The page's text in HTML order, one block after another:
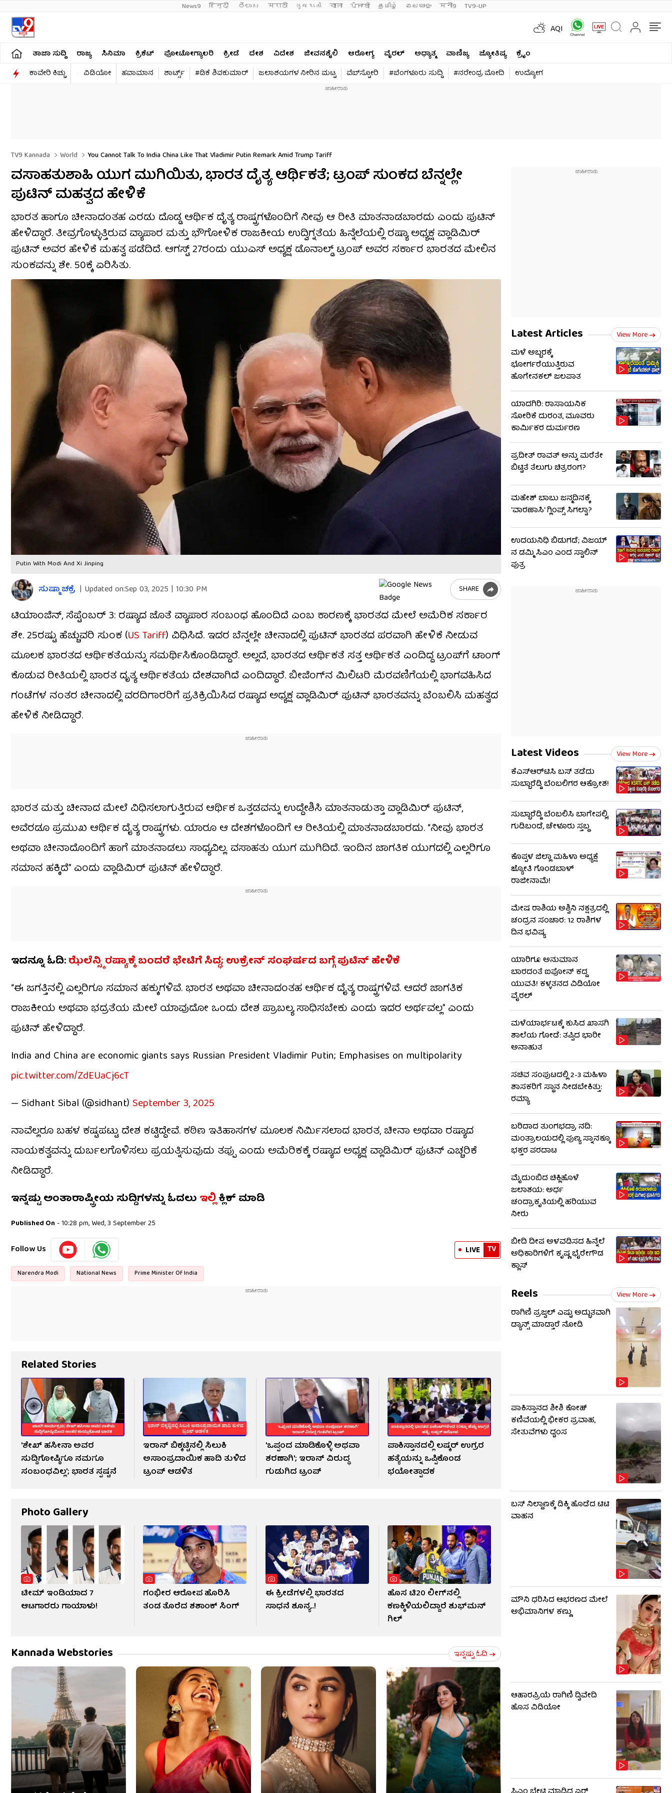
News9 हिन्दी తెలుగు मराठी ગુજરાતી বাংলা ਪੰਜਾਬੀ தமிழ் മലയാളം मनी9 TV9-UP
AQI
ತಾಜಾ ಸುದ್ದಿ ರಾಜ್ಯ ಸಿನಿಮಾ ಕ್ರಿಕೆಟ್​ ಫೋಟೋಗ್ಯಾಲರಿ ಕ್ರೀಡೆ ದೇಶ ವಿದೇಶ ಜೀವನಶೈಲಿ ಆರೋಗ್ಯ ವೈರಲ್​ ಅಧ್ಯಾತ್ಮ ವಾಣಿಜ್ಯ ಜ್ಯೋತಿಷ್ಯ
ಕ್ರೈಂ
ಕಾವೇರಿ ಕಿಚ್ಚು
ವಿಡಿಯೋ ಹವಾಮಾನ ಶಾರ್ಟ್ಸ್​ #ಡಿಕೆ ಶಿವಕುಮಾರ್​ ಜಲಾಶಯಗಳ ನೀರಿನ ಮಟ್ಟ ವೆಬ್​ಸ್ಟೋರಿ #ಬೆಂಗಳೂರು ಸುದ್ದಿ #ನರೇಂದ್ರ ಮೋದಿ ಉದ್ಯೋಗ
TV9 Kannada World You Cannot Talk To India China Like That Vladimir Putin Remark Amid Trump Tariff
ವಸಾಹತುಶಾಹಿ ಯುಗ ಮುಗಿಯಿತು, ಭಾರತ ದೈತ್ಯ ಆರ್ಥಿಕತೆ; ಟ್ರಂಪ್ ಸುಂಕದ ಬೆನ್ನಲ್ಲೇ
ಪುಟಿನ್ ಮಹತ್ವದ ಹೇಳಿಕೆ
ಭಾರತ ಹಾಗೂ ಚೀನಾದಂತಹ ಎರಡು ದೊಡ್ಡ ಆರ್ಥಿಕ ದೈತ್ಯ ರಾಷ್ಟ್ರಗಳೊಂದಿಗೆ ನೀವು ಆ ರೀತಿ ಮಾತನಾಡಬಾರದು ಎಂದು ಪುಟಿನ್
ಹೇಳಿದ್ದಾರೆ. ತೀವ್ರಗೊಳ್ಳುತ್ತಿರುವ ವ್ಯಾಪಾರ ಮತ್ತು ಭೌಗೋಳಿಕ ರಾಜಕೀಯ ಉದ್ವಿಗ್ನತೆಯ ಹಿನ್ನೆಲೆಯಲ್ಲಿ ರಷ್ಯಾ ಅಧ್ಯಕ್ಷ ವ್ಲಾಡಿಮಿರ್
ಪುಟಿನ್ ಅವರ ಹೇಳಿಕೆ ಮಹತ್ವ ಪಡೆದಿದೆ. ಆಗಸ್ಟ್ 27ರಂದು ಯುಎಸ್ ಅಧ್ಯಕ್ಷ ಡೊನಾಲ್ಡ್ ಟ್ರಂಪ್ ಅವರ ಸರ್ಕಾರ ಭಾರತದ ಮೇಲಿನ
ಸುಂಕವನ್ನು ಶೇ. 50ಕ್ಕೆ ಏರಿಸಿತು.
Putin With Modi And Xi Jinping
ಸುಷ್ಮಾ ಚಕ್ರೆ | Updated on:Sep 03, 2025 | 10:30 PM SHARE
ಟಿಯಾಂಜಿನ್, ಸೆಪ್ಟೆಂಬರ್ 3: ರಷ್ಯಾದ ಜೊತೆ ವ್ಯಾಪಾರ ಸಂಬಂಧ ಹೊಂದಿದೆ ಎಂಬ ಕಾರಣಕ್ಕೆ ಭಾರತದ ಮೇಲೆ ಅಮೆರಿಕ ಸರ್ಕಾರ
ಶೇ. 25ರಷ್ಟು ಹೆಚ್ಚುವರಿ ಸುಂಕ (US Tariff) ವಿಧಿಸಿದೆ. ಇದರ ಬೆನ್ನಲ್ಲೇ ಚೀನಾದಲ್ಲಿ ಪುಟಿನ್ ಭಾರತದ ಪರವಾಗಿ ಹೇಳಿಕೆ ನೀಡುವ
ಮೂಲಕ ಭಾರತದ ಆರ್ಥಿಕತೆಯನ್ನು ಸಮರ್ಥಿಸಿಕೊಂಡಿದ್ದಾರೆ. ಅಲ್ಲದೆ, ಭಾರತದ ಆರ್ಥಿಕತೆ ಸತ್ತ ಆರ್ಥಿಕತೆ ಎಂದಿದ್ದ ಟ್ರಂಪ್​ಗೆ ಟಾಂಗ್
ಕೊಡುವ ರೀತಿಯಲ್ಲಿ ಭಾರತ ದೃತ್ಯ ಆರ್ಥಿಕತೆಯ ದೇಶವಾಗಿದೆ ಎಂದಿದ್ದಾರೆ. ಬೀಜಿಂಗ್‌ನ ಮಿಲಿಟರಿ ಮೆರವಣಿಗೆಯಲ್ಲಿ ಭಾಗವಹಿಸಿದ
ಗಂಟೆಗಳ ನಂತರ ಚೀನಾದಲ್ಲಿ ವರದಿಗಾರರಿಗೆ ಪ್ರತಿಕ್ರಿಯಿಸಿದ ರಷ್ಯಾದ ಅಧ್ಯಕ್ಷ ವ್ಲಾಡಿಮಿರ್ ಪುಟಿನ್ ಭಾರತವನ್ನು ಬೆಂಬಲಿಸಿ ಮಹತ್ವದ
ಹೇಳಿಕೆ ನೀಡಿದ್ದಾರೆ.
ಭಾರತ ಮತ್ತು ಚೀನಾದ ಮೇಲೆ ವಿಧಿಸಲಾಗುತ್ತಿರುವ ಆರ್ಥಿಕ ಒತ್ತಡವನ್ನು ಉದ್ದೇಶಿಸಿ ಮಾತನಾಡುತ್ತಾ ವ್ಲಾಡಿಮಿರ್ ಪುಟಿನ್,
ಅವೆರಡೂ ಪ್ರಮುಖ ಆರ್ಥಿಕ ದೈತ್ಯ ರಾಷ್ಟ್ರಗಳು. ಯಾರೂ ಆ ದೇಶಗಳೊಂದಿಗೆ ಆ ರೀತಿಯಲ್ಲಿ ಮಾತನಾಡಬಾರದು. “ನೀವು ಭಾರತ
ಅಥವಾ ಚೀನಾದೊಂದಿಗೆ ಹಾಗೆ ಮಾತನಾಡಲು ಸಾಧ್ಯವಿಲ್ಲ. ವಸಾಹತು ಯುಗ ಮುಗಿದಿದೆ. ಇಂದಿನ ಜಾಗತಿಕ ಯುಗದಲ್ಲಿ ಎಲ್ಲರಿಗೂ
ಸಮಾನ ಹಕ್ಕಿದೆ” ಎಂದು ವ್ಲಾಡಿಮಿರ್ ಪುಟಿನ್ ಹೇಳಿದ್ದಾರೆ.
ಇದನ್ನೂ ಓದಿ:ಝೆಲೆನ್ಸ್ಕಿ ರಷ್ಯಾಕ್ಕೆ ಬಂದರೆ ಭೇಟಿಗೆ ಸಿದ್ಧ; ಉಕ್ರೇನ್ ಸಂಘರ್ಷದ ಬಗ್ಗೆ ಪುಟಿನ್ ಹೇಳಿಕೆ
“ಈ ಜಗತ್ತಿನಲ್ಲಿ ಎಲ್ಲರಿಗೂ ಸಮಾನ ಹಕ್ಕುಗಳಿವೆ. ಭಾರತ ಅಥವಾ ಚೀನಾದಂತಹ ಆರ್ಥಿಕ ದೈತ್ಯ ರಾಷ್ಟ್ರಗಳಿವೆ. ಆದರೆ ಜಾಗತಿಕ
ರಾಜಕೀಯ ಅಥವಾ ಭದ್ರತೆಯ ಮೇಲೆ ಯಾವುದೋ ಒಂದು ದೇಶ ಪ್ರಾಬಲ್ಯ ಸಾಧಿಸಬೇಕು ಎಂದು ಇದರ ಅರ್ಥವಲ್ಲ” ಎಂದು
ಪುಟಿನ್ ಹೇಳಿದ್ದಾರೆ.
India and China are economic giants says Russian President Vladimir Putin; Emphasises on multipolarity
pic.twitter.com/ZdEUaCj6cT
— Sidhant Sibal (@sidhant) September 3, 2025
ನಾವೆಲ್ಲರೂ ಬಹಳ ಕಷ್ಟಪಟ್ಟು ದೇಶ ಕಟ್ಟಿದ್ದೇವೆ. ಕಠಿಣ ಇತಿಹಾಸಗಳ ಮೂಲಕ ನಿರ್ಮಿಸಲಾದ ಭಾರತ, ಚೀನಾ ಅಥವಾ ರಷ್ಯಾದ
ನಾಯಕತ್ವವನ್ನು ದುರ್ಬಲಗೊಳಿಸಲು ಪ್ರಯತ್ನಿಸುವುದು ತಪ್ಪು ಎಂದು ಅಮೆರಿಕಕ್ಕೆ ರಷ್ಯಾದ ಅಧ್ಯಕ್ಷ ವ್ಲಾಡಿಮಿರ್ ಪುಟಿನ್ ಎಚ್ಚರಿಕೆ
ನೀಡಿದ್ದಾರೆ.
ಇನ್ನಷ್ಟು ಅಂತಾರಾಷ್ಟ್ರೀಯ ಸುದ್ದಿಗಳನ್ನು ಓದಲು ಇಲ್ಲಿಕ್ಲಿಕ್ ಮಾಡಿ
Published On - 10:28 pm, Wed, 3 September 25
Follow Us LIVE TV
Narendra Modi National News Prime Minister Of India
Related Stories
'ಶೇಖ್ ಹಸೀನಾ ಅವರ
ಸುದ್ದಿಗೋಷ್ಠಿಗೂ ನಮಗೂ
ಸಂಬಂಧವಿಲ್ಲ'; ಭಾರತ ಸ್ಪಷ್ಟನೆ
ಇರಾನ್ ಬಿಕ್ಕಟ್ಟಿನಲ್ಲಿ ಸಿಲುಕಿ
ಅಸಾಂಪ್ರದಾಯಿಕ ಹಾದಿ ತುಳಿದ
ಟ್ರಂಪ್ ಆಡಳಿತ
'ಒಪ್ಪಂದ ಮಾಡಿಕೊಳ್ಳಿ ಅಥವಾ
ಶರಣಾಗಿ'; ಇರಾನ್‌ ವಿರುದ್ಧ
ಗುಡುಗಿದ ಟ್ರಂಪ್
ಪಾಕಿಸ್ತಾನದಲ್ಲಿ ಲಷ್ಕರ್ ಉಗ್ರರ
ಹತ್ಯೆಯನ್ನು ಒಪ್ಪಿಕೊಂಡ
ಭಯೋತ್ಪಾದಕ
Photo Gallery
ಟೀಮ್ ಇಂಡಿಯಾದ 7
ಆಟಗಾರರು ಗಾಯಾಳು!
ಗಂಭೀರ ಆರೋಪ ಹೊರಿಸಿ
ತಂಡ ತೊರೆದ ಶಶಾಂಕ್ ಸಿಂಗ್
ಈ ಕ್ರೀಡೆಗಳಲ್ಲಿ ಭಾರತದ
ಸಾಧನೆ ಶೂನ್ಯ..!
ಹೊಸ ಟಿ20 ಲೀಗ್​ನಲ್ಲಿ
ಕಣಕ್ಕಿಳಿಯಲಿದ್ದಾರೆ ಶುಭ್​ಮನ್
ಗಿಲ್
Kannada Webstories ಇನ್ನಷ್ಟು ಓದಿ
Latest Articles View More
ಮಳೆ ಅಬ್ಬರಕ್ಕೆ
ಭೋರ್ಗರೆಯುತ್ತಿರುವ
ಹೊಗೇನಕಲ್ ಜಲಪಾತ
ಯಾದಗಿರಿ: ರಾಸಾಯನಿಕ
ಸೋರಿಕೆ ದುರಂತ, ಮೂವರು
ಕಾರ್ಮಿಕರ ದುರ್ಮರಣ
ಪ್ರದೀತ್ ರಾವತ್ ಅನ್ನು ಮರೆತೇ
ಬಿಟ್ಟಿತೆ ತೆಲುಗು ಚಿತ್ರರಂಗ?
ಮಹೇಶ್ ಬಾಬು ಜನ್ಮದಿನಕ್ಕೆ
'ವಾರಣಾಸಿ' ಗ್ಲಿಂಪ್ಸ್ ಸಿಗಲ್ವಾ?
ಉದಯನಿಧಿ ಬಿಡುಗಡೆ; ವಿಜಯ್​​
ನ ಡಮ್ಮಿ ಸಿಎಂ ಎಂದ ಸ್ಟಾಲಿನ್
ಪುತ್ರ
Latest Videos View More
ಕೆಎಸ್​ಆರ್​ಟಿಸಿ ಬಸ್​ ತಡೆದು
ಸುಬ್ಬಾರೆಡ್ಡಿ ಬೆಂಬಲಿಗರ ಆಕ್ರೋಶ!
ಸುಬ್ಬಾರೆಡ್ಡಿ ಬೆಂಬಲಿಸಿ ಬಾಗೇಪಲ್ಲಿ,
ಗುಡಿಬಂಡೆ, ಚೇಳೂರು ಸ್ತಬ್ಧ
ಕೊಪ್ಪಳ ಜಿಲ್ಲಾ ಮಹಿಳಾ ಅಧ್ಯಕ್ಷೆ
ಜ್ಯೋತಿ ಗೊಂಡಬಾಳ್
ರಾಜೀನಾಮೆ!
ಮೇಷ ರಾಶಿಯ ಅಶ್ವಿನಿ ನಕ್ಷತ್ರದಲ್ಲಿ
ಚಂದ್ರನ ಸಂಚಾರ: 12 ರಾಶಿಗಳ
ದಿನ ಭವಿಷ್ಯ
ಯಾರಿಗೂ ಅನುಮಾನ
ಬಾರದಂತೆ ಐಫೋನ್ ಕದ್ದ
ಯುವತಿ! ಕಳ್ಳತನದ ವಿಡಿಯೋ
ವೈರಲ್
ಮಳೆಯಾರ್ಭಟಕ್ಕೆ ಕುಸಿದ ಖಾಸಗಿ
ಶಾಲೆಯ ಗೋಡೆ: ತಪ್ಪಿದ ಭಾರೀ
ಅನಾಹುತ
ಸಚಿವ ಸಂಪುಟದಲ್ಲಿ 2-3 ಮಹಿಳಾ
ಶಾಸಕರಿಗೆ ಸ್ಥಾನ ನೀಡಬೇಕಿತ್ತು:
ರಮ್ಯಾ
ಬರಿದಾದ ತುಂಗಭದ್ರಾ ನದಿ:
ಮಂತ್ರಾಲಯದಲ್ಲಿ ಪುಣ್ಯ ಸ್ನಾನಕ್ಕೂ
ಭಕ್ತರ ಪರದಾಟ
ಮೈದುಂಬಿದ ಚಿಕ್ಲಿಹೊಳೆ
ಜಲಾಶಯ: ಅರ್ಧ
ಚಂದ್ರಾಕೃತಿಯಲ್ಲಿ ಹರಿಯುವ
ನೀರು
ಬೀದಿ ದೀಪ ಅಳವಡಿಸದ ಹಿನ್ನೆಲೆ
ಅಧಿಕಾರಿಗಳಿಗೆ ಕೃಷ್ಣ ಭೈರೇಗೌಡ
ಕ್ಲಾಸ್​​
Reels View More
ರಾಗಿಣಿ ಪ್ರಜ್ವಲ್ ಎಷ್ಟು ಅದ್ಭುತವಾಗಿ
ಡ್ಯಾನ್ಸ್ ಮಾಡ್ತಾರೆ ನೋಡಿ
ಪಾಕಿಸ್ತಾನದ ಶೀಶಿ ಕೋಹ್
ಕಣಿವೆಯಲ್ಲಿ ಭೀಕರ ಪ್ರವಾಹ,
ಸೇತುವೆಗಳು ಧ್ವಂಸ
ಬಸ್​​ ನಿಲ್ದಾಣಕ್ಕೆ ಡಿಕ್ಕಿ ಹೊಡೆದ ಟಿಟಿ
ವಾಹನ
ಮೌನಿ ಧರಿಸಿದ ಆಭರಣದ ಮೇಲೆ
ಅಭಿಮಾನಿಗಳ ಕಣ್ಣು
ಆಹಾರಪ್ರಿಯೆ ರಾಗಿಣಿ ದ್ವಿವೇದಿ
ಹೊಸ ವಿಡಿಯೋ